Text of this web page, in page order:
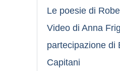
Le poesie di
Video di Anna
partecipazione di
Capitani